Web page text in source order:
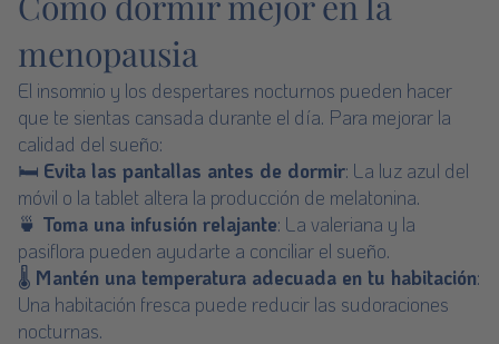
menopausia
El insomnio y los despertares nocturnos pueden hacer
que te sientas cansada durante el día. Para mejorar la
calidad del sueño:
🛏 Evita las pantallas antes de dormir: La luz azul del
móvil o la tablet altera la producción de melatonina.
🍵 Toma una infusión relajante: La valeriana y la
pasiflora pueden ayudarte a conciliar el sueño.
🌡 Mantén una temperatura adecuada en tu habitación:
Una habitación fresca puede reducir las sudoraciones
nocturnas.